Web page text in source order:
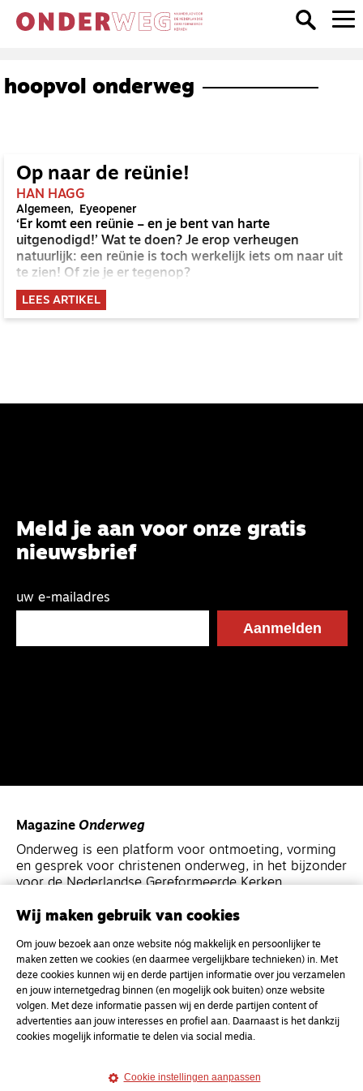
hoopvol onderweg
Op naar de reünie!
HAN HAGG
Algemeen Eyeopener
‘Er komt een reünie – en je bent van harte
uitgenodigd!’ Wat te doen? Je erop verheugen
natuurlijk: een reünie is toch werkelijk iets om naar uit
te zien! Of zie je er tegenop?
LEES ARTIKEL
Meld je aan voor onze gratis
nieuwsbrief
uw e-mailadres
Magazine Onderweg
Onderweg is een platform voor ontmoeting, vorming
en gesprek voor christenen onderweg, in het bijzonder
voor de Nederlandse Gereformeerde Kerken.
Magazine
Onderweg
Kvk-nummer 33277063
NL46 INGB 0117 5827 86
info@onderwegonline.nl
Wij maken gebruik van cookies
Om jouw bezoek aan onze website nóg makkelijk en persoonlijker te
maken zetten we cookies (en daarmee vergelijkbare technieken) in. Met
deze cookies kunnen wij en derde partijen informatie over jou verzamelen
en jouw internetgedrag binnen (en mogelijk ook buiten) onze website
volgen. Met deze informatie passen wij en derde partijen content of
advertenties aan jouw interesses en profiel aan. Daarnaast is het dankzij
cookies mogelijk informatie te delen via social media.
Cookie instellingen aanpassen